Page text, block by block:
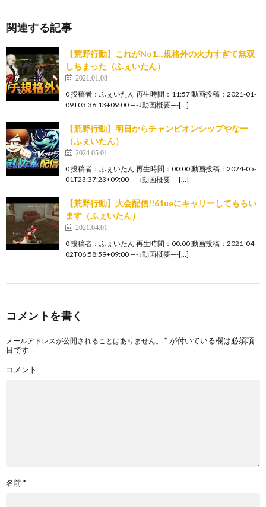
関連する記事
【荒野行動】これがNo1…規格外の火力すぎて無双
しちまった（ふぇいたん）
2021.01.08
0 投稿者：ふぇいたん 再生時間：11:57 動画投稿：2021-01-
09T03:36:13+09:00 —-↓動画概要—-[…]
【荒野行動】明日からチャンピオンシップやなー
（ふぇいたん）
2024.05.01
0 投稿者：ふぇいたん 再生時間：00:00 動画投稿：2024-05-
01T23:37:23+09:00 —-↓動画概要—-[…]
【荒野行動】大会配信!!61ueにキャリーしてもらい
ます（ふぇいたん）
2021.04.01
0 投稿者：ふぇいたん 再生時間：00:00 動画投稿：2021-04-
02T06:58:59+09:00 —-↓動画概要—-[…]
コメントを書く
メールアドレスが公開されることはありません。 *が付いている欄は必須項
目です
コメント
名前*